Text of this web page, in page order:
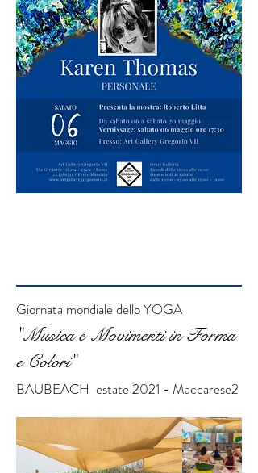
Giornata mondiale dello YOGA
"Musica e Movimenti in Forma
e Colori"
BAUBEACH estate 2021 - Maccarese2